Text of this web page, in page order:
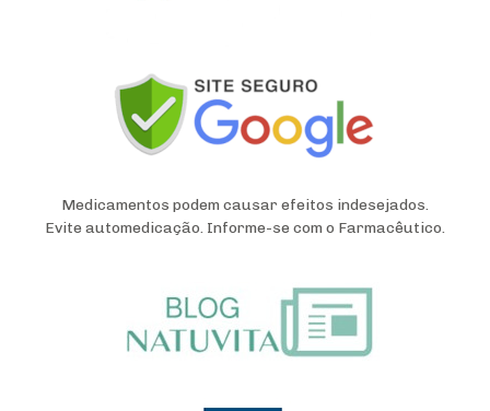
Medicamentos podem causar efeitos indesejados.
Evite automedicação. Informe-se com o Farmacêutico.